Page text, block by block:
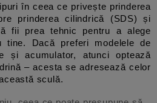
în ceea ce privește prinderea
prinderea cilindrică (SDS) și
fii prea tehnic pentru a alege
tine. Dacă preferi modelele de
și acumulator, atunci optează
– acesta se adresează celor
sculă.